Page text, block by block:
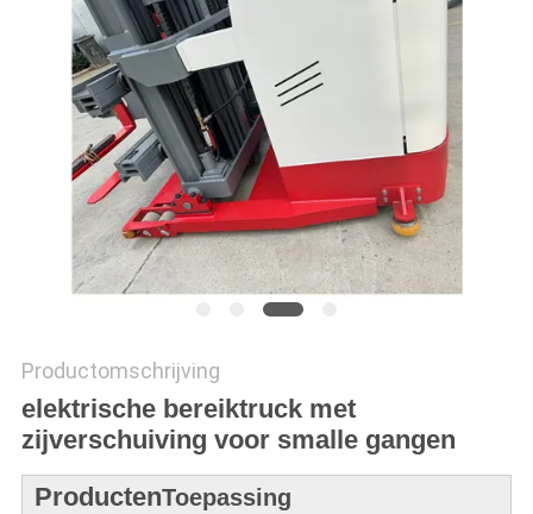
PRIVACY
POLICY
Productomschrijving
elektrische bereiktruck met
zijverschuiving voor smalle gangen
ProductenToepassing